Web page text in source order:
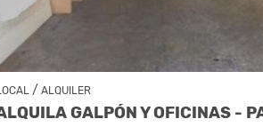
/ ALQUILER